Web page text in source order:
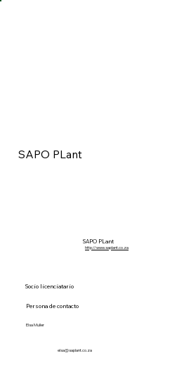
SAPO PLant
Socio licenciatario
SAPO PLant
http://www.saplant.co.za
Persona de contacto
Elsa Muller
elsa@saplant.co.za